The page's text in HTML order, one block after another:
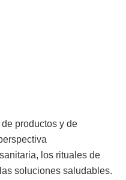
productos y de
los rituales de
soluciones saludables.